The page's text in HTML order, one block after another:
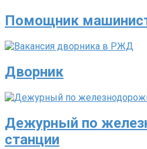
Помощник
Дворник
Дежурный по
станции